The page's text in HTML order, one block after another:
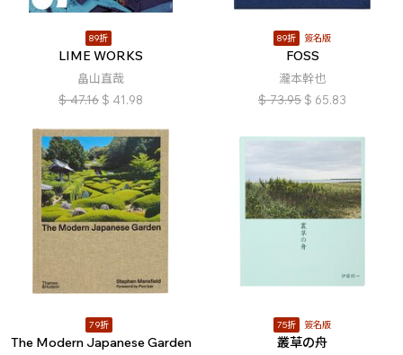
89折
LIME WORKS
畠山直哉
$ 47.16 $ 41.98
89折 簽名版
FOSS
瀧本幹也
$ 73.95 $ 65.83
79折
The Modern Japanese Garden
75折 簽名版
叢草の舟